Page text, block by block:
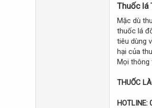
Thuốc lá
Mặc dù
thuốc lá
tiêu dùng
hại của
Mọi thông
THUỐC
HOTLINE: